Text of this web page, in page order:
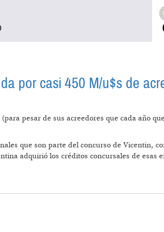
por casi 450 M/u$s de
pesar de sus acreedores que cada año
que son parte del concurso de Vicentin,
adquirió los créditos concursales de esas